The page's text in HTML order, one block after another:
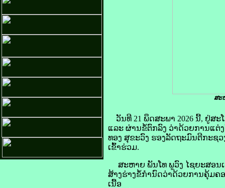
ສະ
ວັນທີ 21 ພຶດສະພາ 2026 ນີ້, ຢູ່
ແລະ ຜ່ານຂໍ້ຕົກລົງ ວ່າດ້ວຍການແຕ່
ທອງ ສຸຂະວົງ ຮອງລັດຖະມົນຕີກະຊ
ເຂົ້າຮ່ວມ.
ສະຫາຍ ພັນໂທ ພູວົງ ໄຊຍະສອນ
ສ້າງຮ່າງຂໍ້ກໍານົດວ່າດ້ວຍການຄຸ້ມຄ
ເນື້ອ